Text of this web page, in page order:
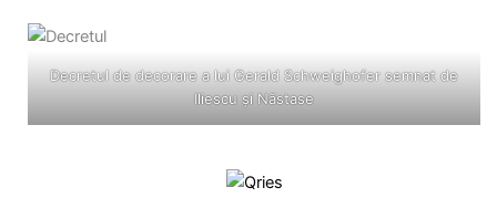
Decretul de decorare a lui Gerald Schweighofer semnat de
Iliescu şi Năstase